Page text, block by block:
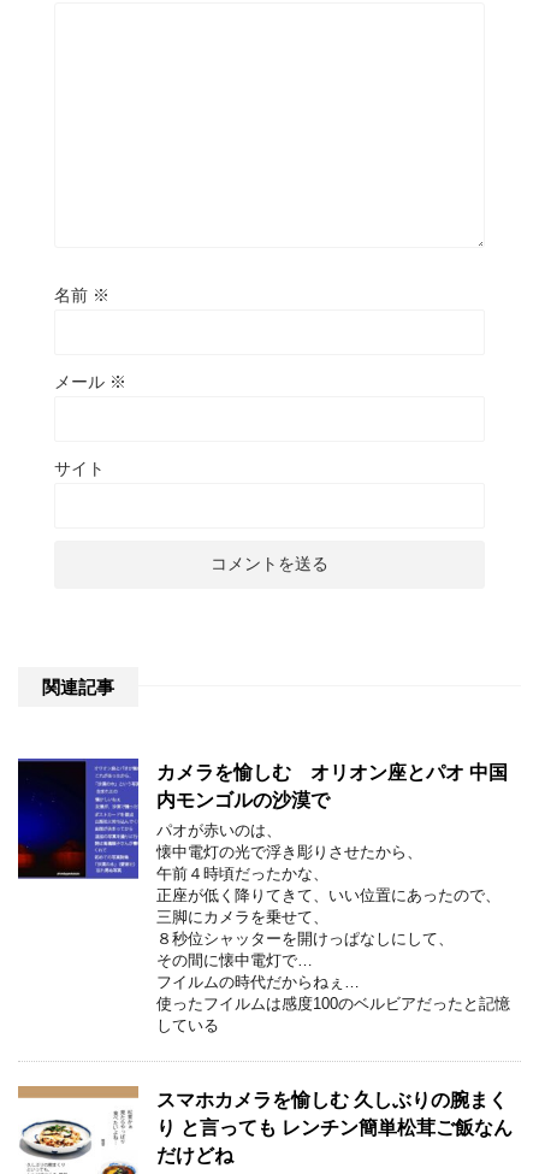
名前 ※
メール ※
サイト
関連記事
カメラを愉しむ オリオン座とパオ 中国
内モンゴルの沙漠で
パオが赤いのは、
懐中電灯の光で浮き彫りさせたから、
午前４時頃だったかな、
正座が低く降りてきて、いい位置にあったので、
三脚にカメラを乗せて、
８秒位シャッターを開けっぱなしにして、
その間に懐中電灯で…
フイルムの時代だからねぇ…
使ったフイルムは感度100のベルビアだったと記憶
している
スマホカメラを愉しむ 久しぶりの腕まく
り と言っても レンチン簡単松茸ご飯なん
だけどね